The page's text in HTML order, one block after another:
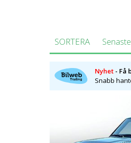
SORTERA Senaste
Nyhet- Få
Snabb